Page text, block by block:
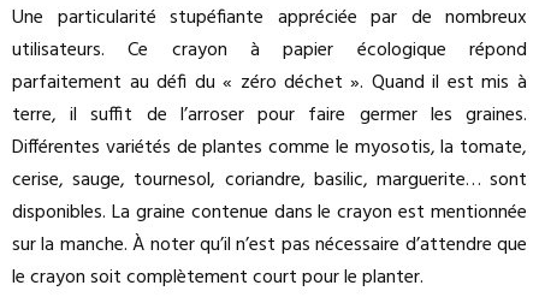
Une particularité stupéfiante appréciée par de nombreux
utilisateurs. Ce crayon à papier écologique répond
parfaitement au défi du « zéro déchet ». Quand il est mis à
terre, il suffit de l’arroser pour faire germer les graines.
Différentes variétés de plantes comme le myosotis, la tomate,
cerise, sauge, tournesol, coriandre, basilic, marguerite… sont
disponibles. La graine contenue dans le crayon est mentionnée
sur la manche. À noter qu’il n’est pas nécessaire d’attendre que
le crayon soit complètement court pour le planter.